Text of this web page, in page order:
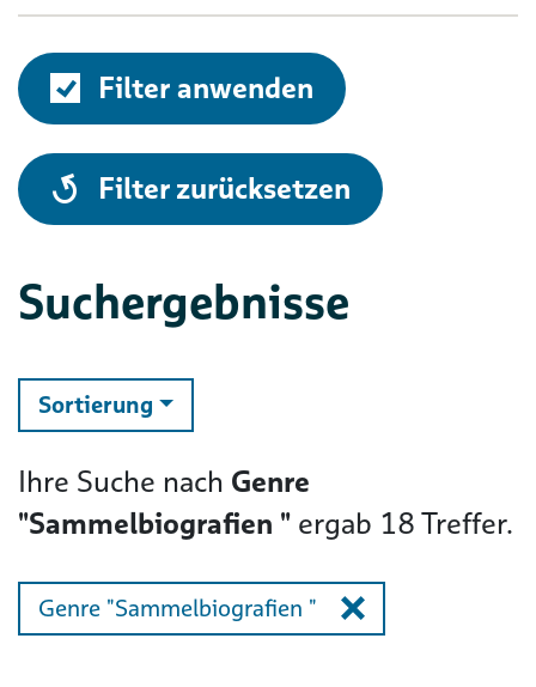
Filter anwenden
alle
Filter zurücksetzen
Suchergebnisse
Sortierung ändern
Ihre Suche nach Genre
"Sammelbiografien " ergab 18Treffer.
Genre "Sammelbiografien "